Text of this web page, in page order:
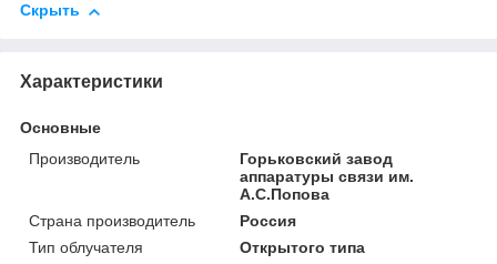
Скрыть
Характеристики
Основные
Производитель
Горьковский завод
аппаратуры связи им.
А.С.Попова
Страна производитель
Россия
Тип облучателя
Открытого типа